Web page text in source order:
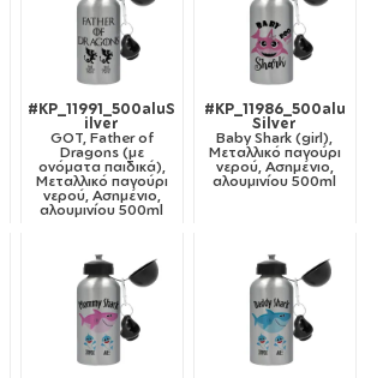
#KP_11991_500aluS
ilver
GOT, Father of
Dragons (με
ονόματα παιδικά),
Μεταλλικό παγούρι
νερού, Ασημένιο,
αλουμινίου 500ml
#KP_11986_500alu
Silver
Baby Shark (girl),
Μεταλλικό παγούρι
νερού, Ασημένιο,
αλουμινίου 500ml